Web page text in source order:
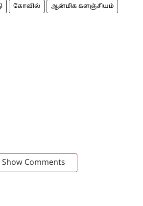
கோவில் ஆன்மிக களஞ்சியம்
Show Comments